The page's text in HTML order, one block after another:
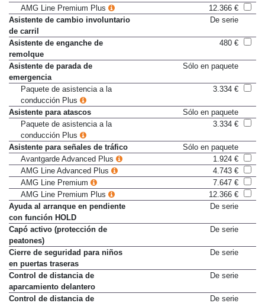
AMG Line Premium
7.647 €
AMG Line Premium Plus
12.366 €
Asistente de cambio involuntario
de carril
Asistente de enganche de
remolque
Asistente de parada de
emergencia
Paquete de asistencia a la
conducción Plus
Asistente para atascos
Sólo en paquete
Paquete de asistencia a la
conducción Plus
Asistente para señales de tráfico
Sólo en paquete
Avantgarde Advanced Plus
1.924 €
AMG Line Advanced Plus
4.743 €
AMG Line Premium
7.647 €
AMG Line Premium Plus
12.366 €
Ayuda al arranque en pendiente
con función HOLD
Capó activo (protección de
peatones)
Cierre de seguridad para niños
en puertas traseras
Control de distancia de
aparcamiento delantero